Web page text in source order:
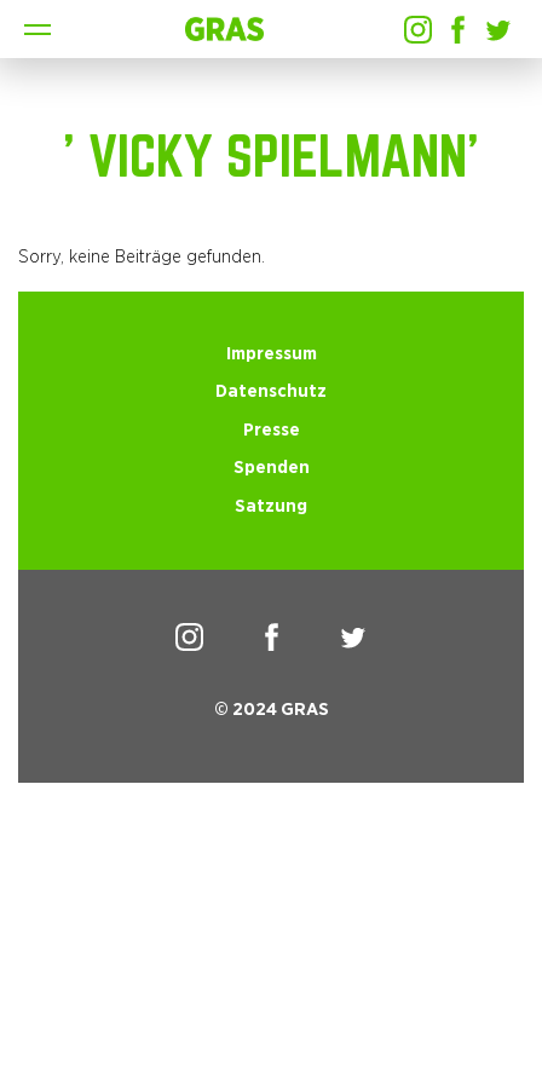
' VICKY SPIELMANN'
Sorry, keine Beiträge gefunden.
Impressum
Datenschutz
Presse
Spenden
Satzung
© 2024 GRAS